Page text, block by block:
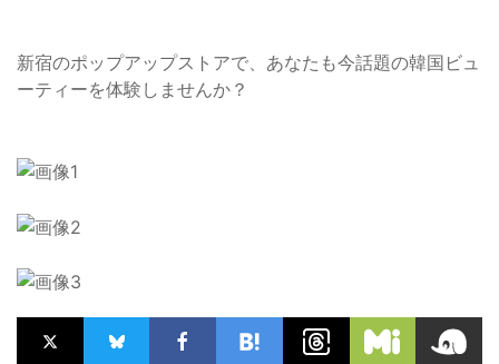
新宿のポップアップストアで、あなたも今話題の韓国ビュ
ーティーを体験しませんか？